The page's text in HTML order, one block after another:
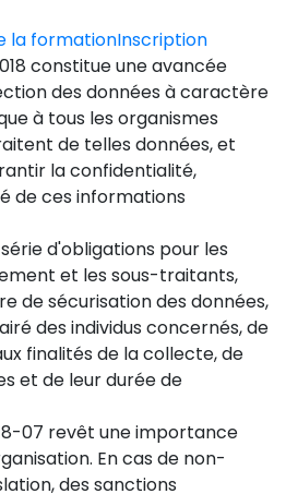
la formationInscription
constitue une avancée
des données à caractère
à tous les organismes
de telles données, et
la confidentialité,
de ces informations
d'obligations pour les
et les sous-traitants,
de sécurisation des données,
des individus concernés, de
finalités de la collecte, de
et de leur durée de
07 revêt une importance
En cas de non-
des sanctions